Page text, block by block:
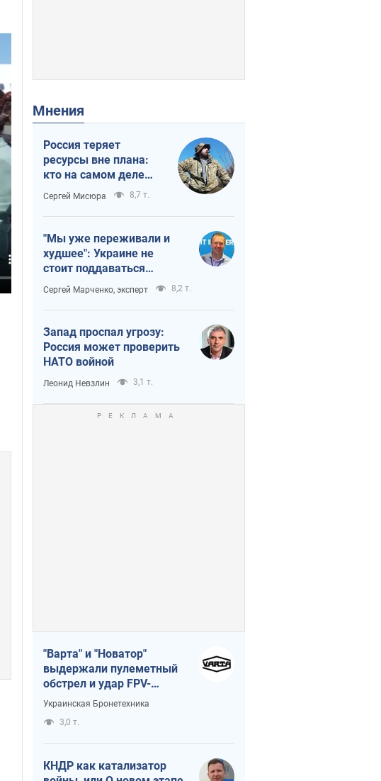
Мнения
Россия теряет
ресурсы вне плана:
кто на самом деле
диктует темп войны
Сергей Мисюра 8,7 т.
"Мы уже переживали и
худшее": Украине не
стоит поддаваться
отчаянию из-за
ракетного террора
Сергей Марченко, эксперт 8,2 т.
Запад проспал угрозу:
Россия может проверить
НАТО войной
Леонид Невзлин 3,1 т.
"Варта" и "Новатор"
выдержали пулеметный
обстрел и удар FPV-
дрона, сохранив жизнь
Украинская Бронетехника
3,0 т.
КНДР как катализатор